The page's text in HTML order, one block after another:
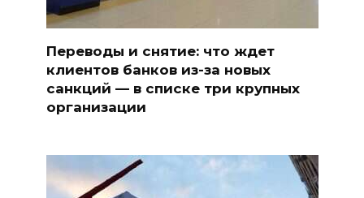
Переводы и снятие: что ждет
клиентов банков из-за новых
санкций — в списке три крупных
организации